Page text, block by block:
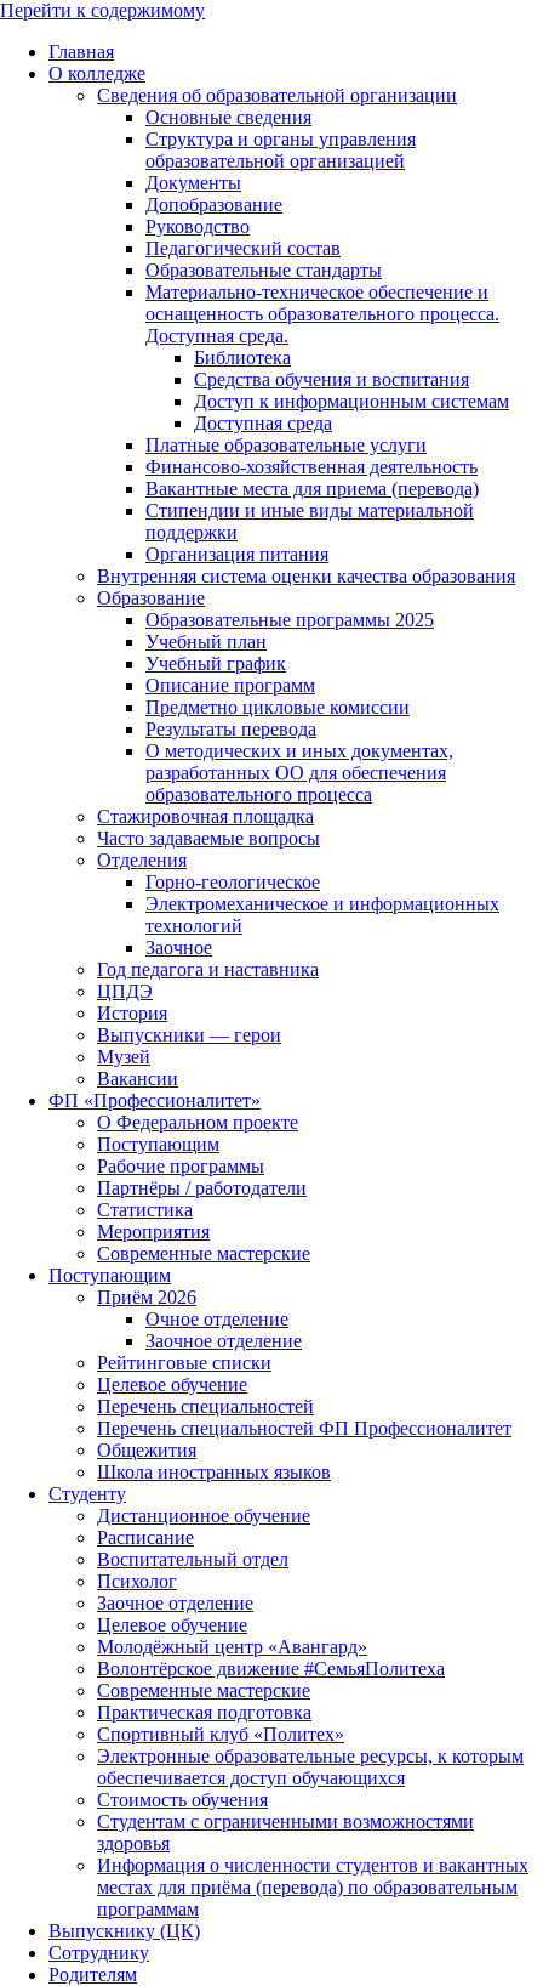
Перейти к содержимому
Главная
О колледже
Сведения об образовательной организации
Основные сведения
Структура и органы управления
образовательной организацией
Документы
Допобразование
Руководство
Педагогический состав
Образовательные стандарты
Материально-техническое обеспечение и
оснащенность образовательного процесса.
Доступная среда.
Библиотека
Средства обучения и воспитания
Доступ к информационным системам
Доступная среда
Платные образовательные услуги
Финансово-хозяйственная деятельность
Вакантные места для приема (перевода)
Стипендии и иные виды материальной
поддержки
Организация питания
Внутренняя система оценки качества образования
Образование
Образовательные программы 2025
Учебный план
Учебный график
Описание программ
Предметно цикловые комиссии
Результаты перевода
О методических и иных документах,
разработанных ОО для обеспечения
образовательного процесса
Стажировочная площадка
Часто задаваемые вопросы
Отделения
Горно-геологическое
Электромеханическое и информационных
технологий
Заочное
Год педагога и наставника
ЦПДЭ
История
Выпускники — герои
Музей
Вакансии
ФП «Профессионалитет»
О Федеральном проекте
Поступающим
Рабочие программы
Партнёры / работодатели
Статистика
Мероприятия
Современные мастерские
Поступающим
Приём 2026
Очное отделение
Заочное отделение
Рейтинговые списки
Целевое обучение
Перечень специальностей
Перечень специальностей ФП Профессионалитет
Общежития
Школа иностранных языков
Студенту
Дистанционное обучение
Расписание
Воспитательный отдел
Психолог
Заочное отделение
Целевое обучение
Молодёжный центр «Авангард»
Волонтёрское движение #СемьяПолитеха
Современные мастерские
Практическая подготовка
Спортивный клуб «Политех»
Электронные образовательные ресурсы, к которым
обеспечивается доступ обучающихся
Стоимость обучения
Студентам с ограниченными возможностями
здоровья
Информация о численности студентов и вакантных
местах для приёма (перевода) по образовательным
программам
Выпускнику (ЦК)
Сотруднику
Родителям